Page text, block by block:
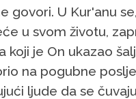
govori. U Kur'anu
u svom životu,
je On ukazao
na pogubne
ljude da se